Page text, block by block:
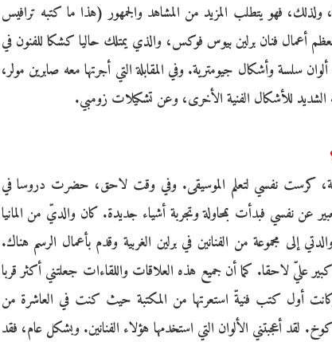
ولذلك، فهو يتطلب المزيد من المشاهد والجمهور (هذا ما كتبه ترافيس
أعمال فنان برلين بيوس فوكس، والذي يمتلك حاليا كشكا للفنون في
ألوان سلسة وأشكال جيومترية. وفي المقابلة التي أجرتها معه صابرين مولر،
للأشكال الفنية الأخرى، وعن تشكيلات زومبي.
كرست نفسي لتعلم الموسيقى. وفي وقت لاحق، حضرت دروسا في
عن نفسي فبدأت بمحاولة وتجربة أشياء جديدة. كان والديّ من المانيا
إلى مجموعة من الفنانين في برلين الغربية وقدم بأعمال الرسم هناك.
كبير عليّ لاحقا. كما أن جميع هذه العلاقات واللقاءات جعلتني أكثر قربا
أول كتب فنيةّ استعرتها من المكتبة حيث كنت في العاشرة من
لقد أعجبتني الألوان التي استخدمها هؤلاء الفنانين. وبشكل عام، فقد